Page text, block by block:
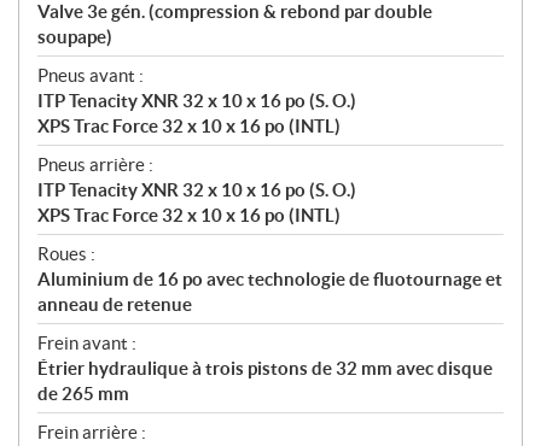
Valve 3e gén. (compression & rebond par double
soupape)
Pneus avant :
ITP Tenacity XNR 32 x 10 x 16 po (S. O.)
XPS Trac Force 32 x 10 x 16 po (INTL)
Pneus arrière :
ITP Tenacity XNR 32 x 10 x 16 po (S. O.)
XPS Trac Force 32 x 10 x 16 po (INTL)
Roues :
Aluminium de 16 po avec technologie de fluotournage et
anneau de retenue
Frein avant :
Étrier hydraulique à trois pistons de 32 mm avec disque
de 265 mm
Frein arrière :